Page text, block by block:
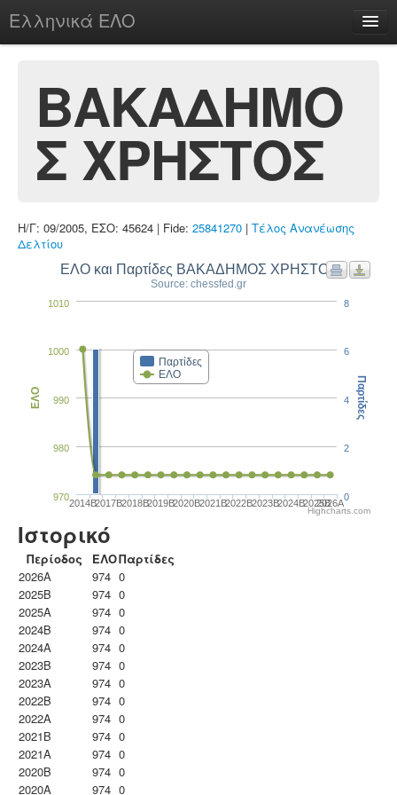
Ελληνικά ΕΛΟ
chesstu.be @ discord
Login
ΒΑΚΑΔΗΜΟ
Σ ΧΡΗΣΤΟΣ
Η/Γ: 09/2005, ΕΣΟ: 45624 | Fide: 25841270 | Τέλος Ανανέωσης
Δελτίου
ΕΛΟ και Παρτίδες ΒΑΚΑΔΗΜΟΣ ΧΡΗΣΤΟΣ
Source: chessfed.gr
Παρτίδες
ΕΛΟ
2014B2017B2018B2019B2020B2021B2022B2023B2024B2025B2026A
970
980
990
1000
1010
ΕΛΟ
0
2
4
6
8
Παρτίδες
Highcharts.com
Ιστορικό
Περίοδος ΕΛΟΠαρτίδες
2026A
974 0
2025B
974 0
2025A
974 0
2024B
974 0
2024A
974 0
2023B
974 0
2023Α
974 0
2022B
974 0
2022A
974 0
2021B
974 0
2021A
974 0
2020B
974 0
2020A
974 0